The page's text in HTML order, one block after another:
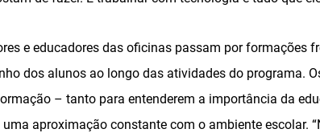
e educadores das oficinas passam por formações
dos alunos ao longo das atividades do programa.
– tanto para entenderem a importância da
aproximação constante com o ambiente escolar.